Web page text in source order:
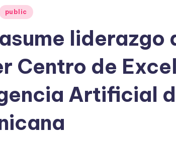
public
liderazgo
Centro de
Artificial